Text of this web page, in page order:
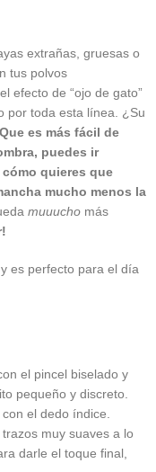
extrañas, gruesas o
tus polvos
efecto de “ojo de gato”
por toda esta línea. ¿Su
Que es más fácil de
puedes ir
quieres que
mucho menos la
muuucho más
es perfecto para el día
el pincel biselado y
pequeño y discreto.
el dedo índice.
muy suaves a lo
darle el toque final,